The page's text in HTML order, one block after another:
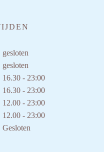
gesloten
gesloten
16.30 - 23:00
16.30 - 23:00
12.00 - 23:00
12.00 - 23:00
Gesloten